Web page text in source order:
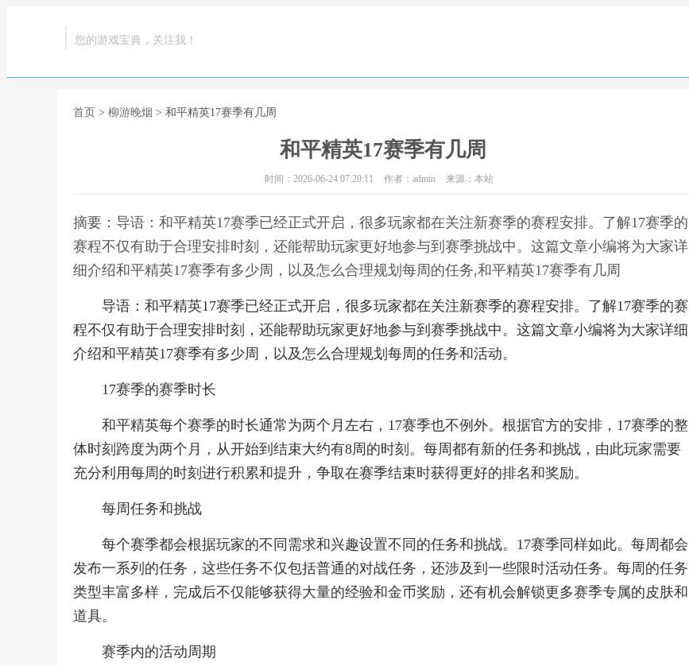
您的游戏宝典，关注我！
首页 > 柳游晚烟 > 和平精英17赛季有几周
和平精英17赛季有几周
时间：2026-06-24 07:29:11 作者：admin 来源：本站
摘要：导语：和平精英17赛季已经正式开启，很多玩家都在关注新赛季的赛程安排。了解17赛季的
赛程不仅有助于合理安排时刻，还能帮助玩家更好地参与到赛季挑战中。这篇文章小编将为大家详
细介绍和平精英17赛季有多少周，以及怎么合理规划每周的任务,和平精英17赛季有几周
导语：和平精英17赛季已经正式开启，很多玩家都在关注新赛季的赛程安排。了解17赛季的赛
程不仅有助于合理安排时刻，还能帮助玩家更好地参与到赛季挑战中。这篇文章小编将为大家详细
介绍和平精英17赛季有多少周，以及怎么合理规划每周的任务和活动。
17赛季的赛季时长
和平精英每个赛季的时长通常为两个月左右，17赛季也不例外。根据官方的安排，17赛季的整
体时刻跨度为两个月，从开始到结束大约有8周的时刻。每周都有新的任务和挑战，由此玩家需要
充分利用每周的时刻进行积累和提升，争取在赛季结束时获得更好的排名和奖励。
每周任务和挑战
每个赛季都会根据玩家的不同需求和兴趣设置不同的任务和挑战。17赛季同样如此。每周都会
发布一系列的任务，这些任务不仅包括普通的对战任务，还涉及到一些限时活动任务。每周的任务
类型丰富多样，完成后不仅能够获得大量的经验和金币奖励，还有机会解锁更多赛季专属的皮肤和
道具。
赛季内的活动周期